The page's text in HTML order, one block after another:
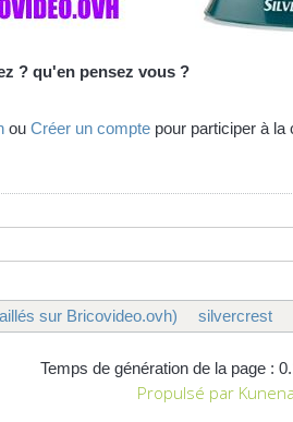
? qu'en pensez vous ?
ou Créer un compte pour participer à la
sur Bricovideo.ovh) silvercrest
Temps de génération de la page :
Propulsé par Kunena